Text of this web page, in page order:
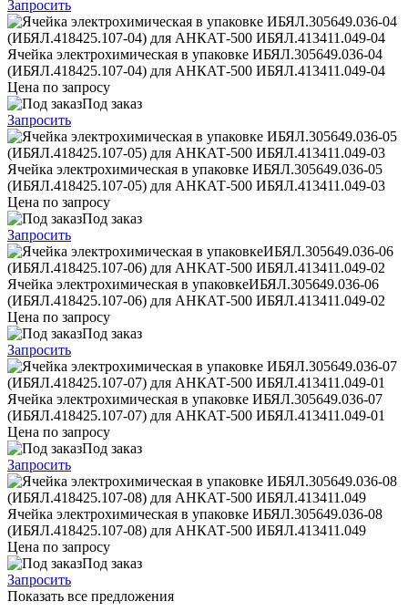
Запросить
Ячейка электрохимическая в упаковке ИБЯЛ.305649.036-04
(ИБЯЛ.418425.107-04) для АНКАТ-500 ИБЯЛ.413411.049-04
Цена по запросу
Под заказ
Запросить
Ячейка электрохимическая в упаковке ИБЯЛ.305649.036-05
(ИБЯЛ.418425.107-05) для АНКАТ-500 ИБЯЛ.413411.049-03
Цена по запросу
Под заказ
Запросить
Ячейка электрохимическая в упаковкеИБЯЛ.305649.036-06
(ИБЯЛ.418425.107-06) для АНКАТ-500 ИБЯЛ.413411.049-02
Цена по запросу
Под заказ
Запросить
Ячейка электрохимическая в упаковке ИБЯЛ.305649.036-07
(ИБЯЛ.418425.107-07) для АНКАТ-500 ИБЯЛ.413411.049-01
Цена по запросу
Под заказ
Запросить
Ячейка электрохимическая в упаковке ИБЯЛ.305649.036-08
(ИБЯЛ.418425.107-08) для АНКАТ-500 ИБЯЛ.413411.049
Цена по запросу
Под заказ
Запросить
Показать все предложения